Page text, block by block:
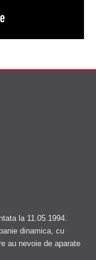
la 11.05.1994.
dinamica, cu
au nevoie de aparate